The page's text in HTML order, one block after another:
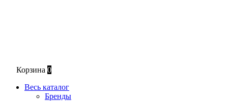
Корзина 0
Весь каталог
Бренды